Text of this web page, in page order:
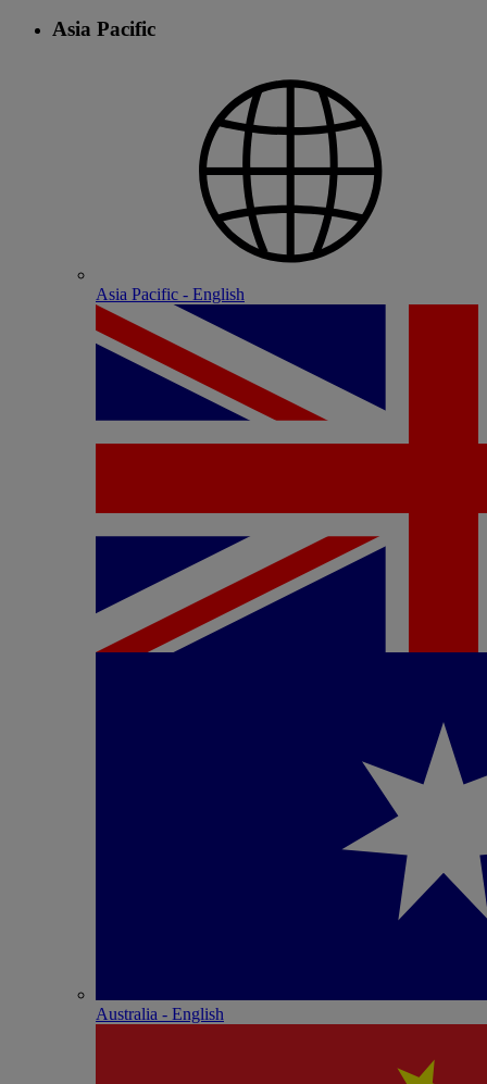
Asia Pacific
Asia Pacific - English
Australia - English